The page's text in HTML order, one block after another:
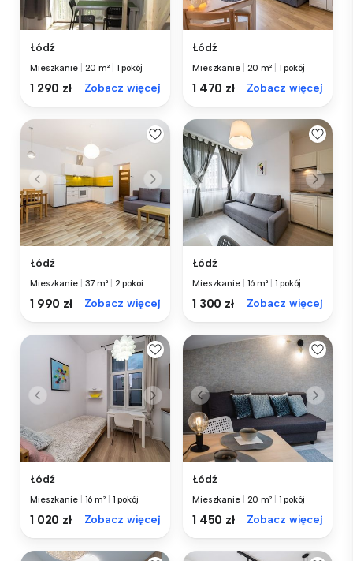
Łódź
Mieszkanie 20 m² 1 pokój
1 290 zł Zobacz więcej
Łódź
Mieszkanie 20 m² 1 pokój
1 470 zł Zobacz więcej
Łódź
Mieszkanie 37 m² 2 pokoi
1 990 zł Zobacz więcej
Łódź
Mieszkanie 16 m² 1 pokój
1 300 zł Zobacz więcej
Łódź
Mieszkanie 16 m² 1 pokój
1 020 zł Zobacz więcej
Łódź
Mieszkanie 20 m² 1 pokój
1 450 zł Zobacz więcej